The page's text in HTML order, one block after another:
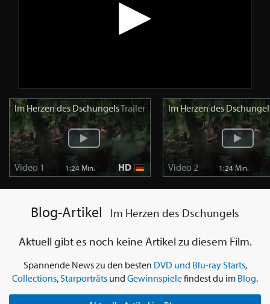
Im Herzen des DschungelsTrailer
Video 1 1:24 Min. HD
Im Herzen des
Video 2 1:24 Min.
Blog-Artikel
Im Herzen des Dschungels
Aktuell gibt es noch keine Artikel zu diesem Film.
Spannende News zu den besten DVD und Blu-ray Starts,
Collections,Starporträts und Gewinnspielefindest du im Blog.